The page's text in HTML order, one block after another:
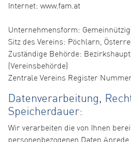
Internet: www.fam.at
Unternehmensform:
Sitz des Vereins: Pöchlarn,
Zuständige Behörde:
(Vereinsbehörde)
Zentrale Vereins Register
Datenverarbeitung,
Speicherdauer:
Wir verarbeiten die von Ihnen
personenbezogenen Daten